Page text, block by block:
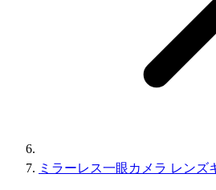
ミラーレス一眼カメラ レンズ